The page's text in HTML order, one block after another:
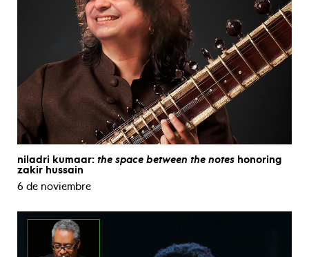
niladri kumaar: the space between the notes honoring
zakir hussain
6 de noviembre